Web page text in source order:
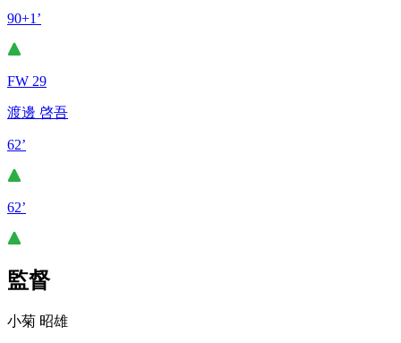
90+1’
FW 29
渡邊 啓吾
62’
62’
監督
小菊 昭雄